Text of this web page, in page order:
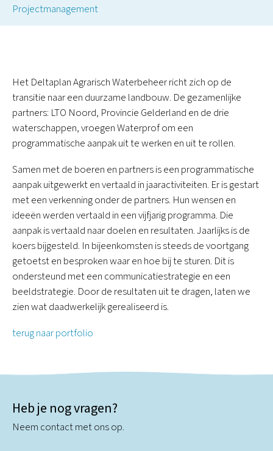
Projectmanagement
Het Deltaplan Agrarisch Waterbeheer richt zich op de
transitie naar een duurzame landbouw. De gezamenlijke
partners: LTO Noord, Provincie Gelderland en de drie
waterschappen, vroegen Waterprof om een
programmatische aanpak uit te werken en uit te rollen.
Samen met de boeren en partners is een programmatische
aanpak uitgewerkt en vertaald in jaaractiviteiten. Er is gestart
met een verkenning onder de partners. Hun wensen en
ideeën werden vertaald in een vijfjarig programma. Die
aanpak is vertaald naar doelen en resultaten. Jaarlijks is de
koers bijgesteld. In bijeenkomsten is steeds de voortgang
getoetst en besproken waar en hoe bij te sturen. Dit is
ondersteund met een communicatiestrategie en een
beeldstrategie. Door de resultaten uit te dragen, laten we
zien wat daadwerkelijk gerealiseerd is.
terug naar portfolio
Heb je nog vragen?
Neem contact met ons op.